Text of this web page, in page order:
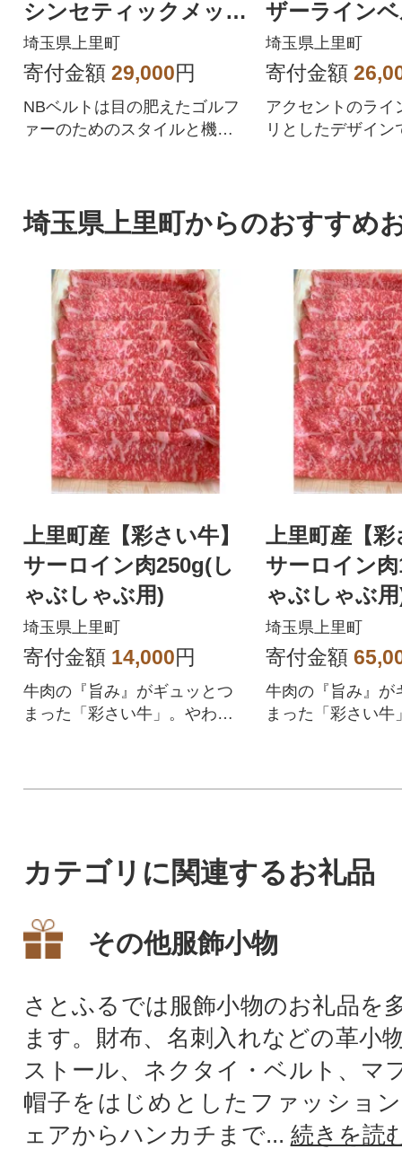
シンセティックメッシ
ュベルト ホワイト
012-6182002
埼玉県上里町
寄付金額 29,000円
NBベルトは目の肥えたゴルフ
ァーのためのスタイルと機能
ザーライン
nisex ブラ
2002
埼玉県上里町
寄付金額
アクセントのライ
リとしたデザイン
埼玉県上里町からのおすすめ
上里町産【彩さい牛】
サーロイン肉250g(し
ゃぶしゃぶ用)
埼玉県上里町
寄付金額 14,000円
牛肉の『旨み』がギュッとつ
まった「彩さい牛」。やわら
上里町産【彩
サーロイン
ゃぶしゃぶ
埼玉県上里町
寄付金額
牛肉の『旨み』が
まった「彩さい牛
カテゴリに関連するお礼品
その他服飾小物
さとふるでは服飾小物のお礼品を
ます。財布、名刺入れなどの革小
ストール、ネクタイ・ベルト、マ
帽子をはじめとしたファッショ
ェアからハンカチまで... 続きを読